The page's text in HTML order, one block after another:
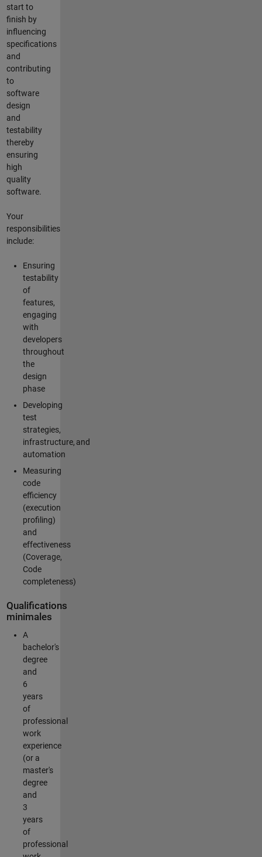
start to
finish by
influencing
specifications
and
contributing
to
software
design
and
testability
thereby
ensuring
high
quality
software.
Your
responsibilities
include:
Ensuring
testability
of
features,
engaging
with
developers
throughout
the
design
phase
Developing
test
strategies,
infrastructure, and
automation
Measuring
code
efficiency
(execution
profiling)
and
effectiveness
(Coverage,
Code
completeness)
Qualifications
minimales
A
bachelor's
degree
and
6
years
of
professional
work
experience
(or a
master's
degree
and
3
years
of
professional